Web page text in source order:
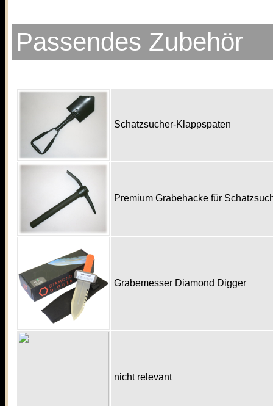
Passendes Zubehör
Schatzsucher-Klappspaten
Premium Grabehacke für
Grabemesser Diamond Digger
nicht relevant